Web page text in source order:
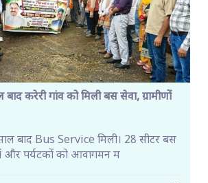
करेरी गांव को मिली बस सेवा, ग्रामीणों
बाद Bus Service मिली। 28 सीटर बस
और पर्यटकों को आवागमन म